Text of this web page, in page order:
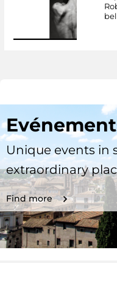
Unique events in
extraordinary
Find more